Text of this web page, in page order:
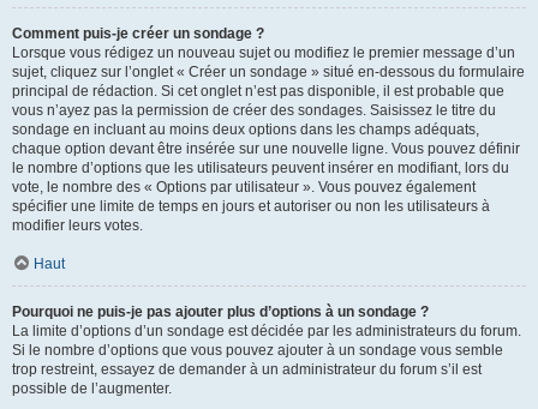
Comment puis-je créer un sondage ?
Lorsque vous rédigez un nouveau sujet ou modifiez le premier message d’un
sujet, cliquez sur l’onglet « Créer un sondage » situé en-dessous du formulaire
principal de rédaction. Si cet onglet n’est pas disponible, il est probable que
vous n’ayez pas la permission de créer des sondages. Saisissez le titre du
sondage en incluant au moins deux options dans les champs adéquats,
chaque option devant être insérée sur une nouvelle ligne. Vous pouvez définir
le nombre d’options que les utilisateurs peuvent insérer en modifiant, lors du
vote, le nombre des « Options par utilisateur ». Vous pouvez également
spécifier une limite de temps en jours et autoriser ou non les utilisateurs à
modifier leurs votes.
Haut
Pourquoi ne puis-je pas ajouter plus d’options à un sondage ?
La limite d’options d’un sondage est décidée par les administrateurs du forum.
Si le nombre d’options que vous pouvez ajouter à un sondage vous semble
trop restreint, essayez de demander à un administrateur du forum s’il est
possible de l’augmenter.